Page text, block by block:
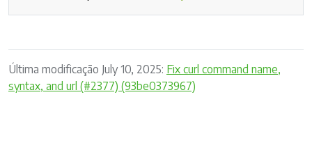
Última modificação July 10, 2025: Fix curl command name,
syntax, and url (#2377) (93be0373967)